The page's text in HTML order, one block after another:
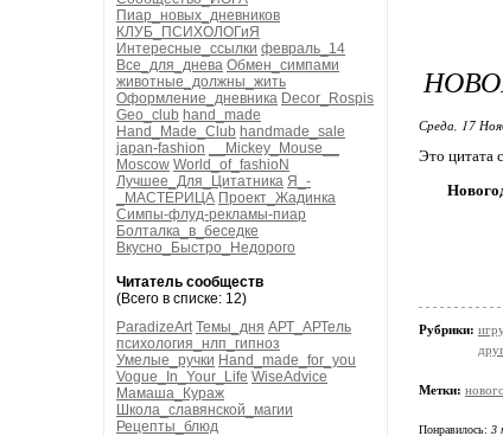
Пиар_новых_дневников
КЛУБ_ПСИХОЛОГиЯ
Интересные_ссылки февраль_14
Все_для_днева Обмен_симпами
животные_должны_жить
Оформление_дневника Decor_Rospis
Geo_club hand_made
Hand_Made_Club handmade_sale
japan-fashion
__Mickey_Mouse__
Moscow World_of_fashioN
Лучшее_Для_Цитатника Я_-
_МАСТЕРИЦА Проект_Жадинка
Симпы-флуд-рекламы-пиар
Болталка_в_беседке
Вкусно_Быстро_Недорого
Читатель сообществ
(Всего в списке: 12)
ParadizeArt Темы_дня АРТ_АРТель
психология_нлп_гипноз
Умелые_ручки Hand_made_for_you
Vogue_In_Your_Life WiseAdvice
Мамаша_Кураж
Школа_славянской_магии
Рецепты_блюд
Среда, 17
Это цитата
Рубрики:
Метки:
Понравилось: 3